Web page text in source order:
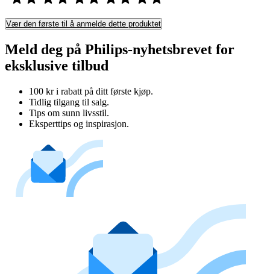
Vær den første til å anmelde dette produktet
Meld deg på Philips-nyhetsbrevet for
eksklusive tilbud
100 kr i rabatt på ditt første kjøp.
Tidlig tilgang til salg.
Tips om sunn livsstil.
Eksperttips og inspirasjon.